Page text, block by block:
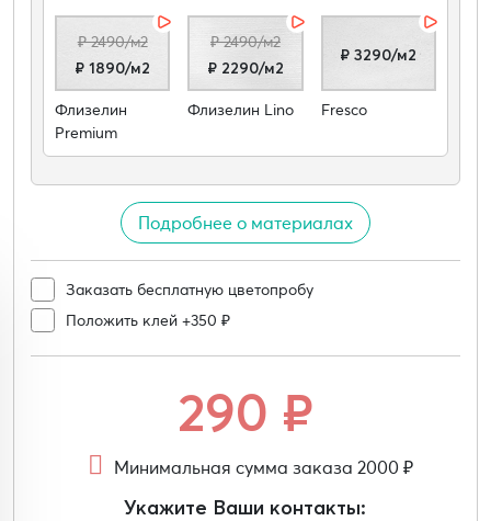
₽ 2490/м2
₽ 1890/м2
Флизелин
Premium
₽ 2490/м2
₽ 2290/м2
Флизелин Lino
₽ 3290/м2
Fresco
Подробнее о материалах
Заказать бесплатную цветопробу
Положить клей +350 ₽
290 ₽
Минимальная сумма заказа 2000 ₽
Укажите Ваши контакты: